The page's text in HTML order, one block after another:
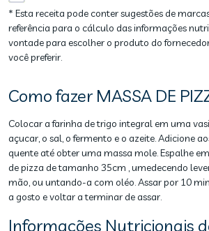
* Esta receita pode conter sugestões de
referência para o cálculo das informações
vontade para escolher o produto do
você preferir.
Como fazer MASSA DE
Colocar a farinha de trigo integral em uma
açucar, o sal, o fermento e o azeite. Adicione
quente até obter uma massa mole. Espalhe
de pizza de tamanho 35cm , umedecendo
mão, ou untando-a com oléo. Assar por 10
a gosto e voltar a terminar de assar.
Informações Nutricionais